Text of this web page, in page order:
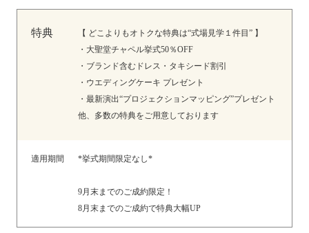
特典
【 どこよりもオトクな特典は“式場見学１件目” 】
・大聖堂チャペル挙式50％OFF
・ブランド含むドレス・タキシード割引
・ウエディングケーキ プレゼント
・最新演出“プロジェクションマッピング”プレゼント
他、多数の特典をご用意しております
適用期間 *挙式期間限定なし*
9月末までのご成約限定！
8月末までのご成約で特典大幅UP